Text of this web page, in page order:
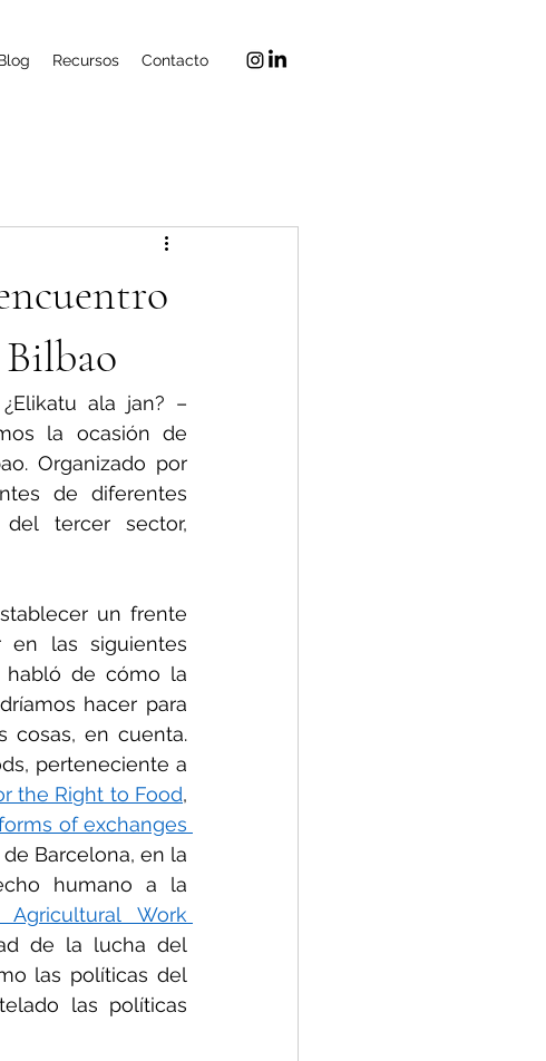
Recursos Contacto
ala jan? –
la ocasión de
de diferentes
del tercer sector,
un frente
las siguientes
habló de cómo la
hacer para
cosas, en cuenta.
the Right to Food,
of exchanges
Barcelona, en la
humano a la
Work
de la lucha del
las políticas del
las políticas